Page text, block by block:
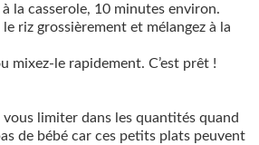
à la casserole, 10 minutes environ.
riz grossièrement et mélangez à la
mixez-le rapidement. C’est prêt !
vous limiter dans les quantités quand
de bébé car ces petits plats peuvent